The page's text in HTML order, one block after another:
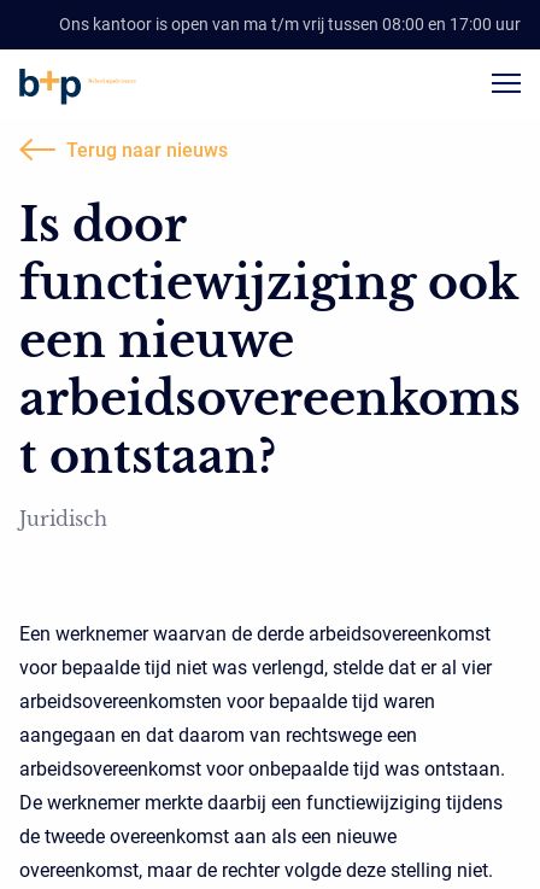
Ons kantoor is open van ma t/m vrij tussen 08:00 en 17:00 uur
Terug naar nieuws
Is door
functiewijziging ook
een nieuwe
arbeidsovereenkoms
t ontstaan?
Juridisch
Een werknemer waarvan de derde arbeidsovereenkomst
voor bepaalde tijd niet was verlengd, stelde dat er al vier
arbeidsovereenkomsten voor bepaalde tijd waren
aangegaan en dat daarom van rechtswege een
arbeidsovereenkomst voor onbepaalde tijd was ontstaan.
De werknemer merkte daarbij een functiewijziging tijdens
de tweede overeenkomst aan als een nieuwe
overeenkomst, maar de rechter volgde deze stelling niet.